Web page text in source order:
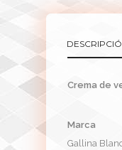
Crema de
Marca
Gallina